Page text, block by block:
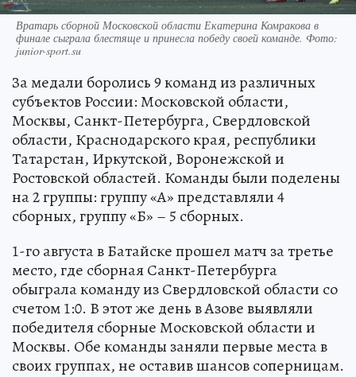
Вратарь сборной Московской области Екатерина Комракова в
финале сыграла блестяще и принесла победу своей команде. Фото:
junior-sport.su
За медали боролись 9 команд из различных
субъектов России: Московской области,
Москвы, Санкт-Петербурга, Свердловской
области, Краснодарского края, республики
Татарстан, Иркутской, Воронежской и
Ростовской областей. Команды были поделены
на 2 группы: группу «А» представляли 4
сборных, группу «Б» – 5 сборных.
1-го августа в Батайске прошел матч за третье
место, где сборная Санкт-Петербурга
обыграла команду из Свердловской области со
счетом 1:0. В этот же день в Азове выявляли
победителя сборные Московской области и
Москвы. Обе команды заняли первые места в
своих группах, не оставив шансов соперницам.